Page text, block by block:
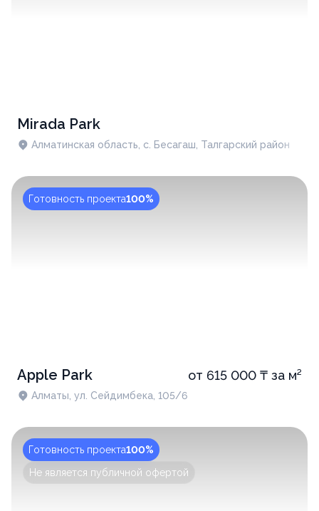
Mirada Park
Алматинская область, с. Бесагаш, Талгарский район
Готовность проекта100%
Apple Park от 615 000 ₸ за м²
Алматы, ул. Сейдимбека, 105/6
Готовность проекта100%
Не является публичной офертой